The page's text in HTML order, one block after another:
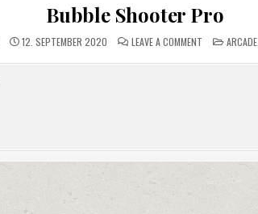
Bubble Shooter Pro
12. SEPTEMBER 2020 LEAVE A COMMENT ON
BUBBLE
SHOOTER
POSTED
IN
ARCADE